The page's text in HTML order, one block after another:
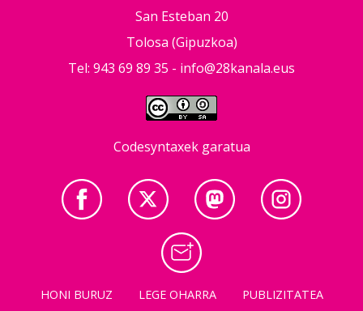
San Esteban 20
Tolosa (Gipuzkoa)
Tel: 943 69 89 35 - info@28kanala.eus
Codesyntaxek garatua
HONI BURUZ LEGE OHARRA
PUBLIZITATEA